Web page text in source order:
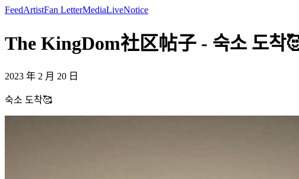
FeedArtistFan LetterMediaLiveNotice
The KingDom社区帖子 - 숙소 도착
2023 年 2 月 20 日
숙소 도착🥰